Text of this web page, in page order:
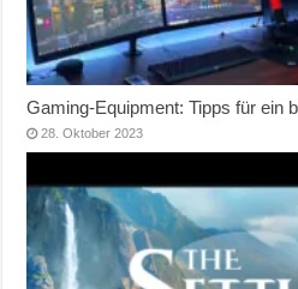
Gaming-Equipment: Tipps für ein
28. Oktober 2023